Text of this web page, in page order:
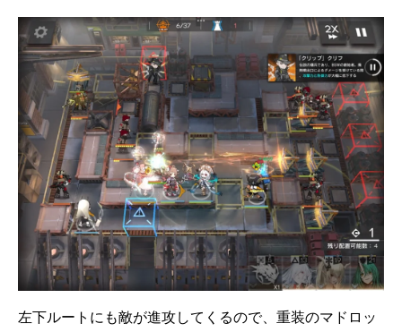
左下ルートにも敵が進攻してくるので、重装のマドロッ